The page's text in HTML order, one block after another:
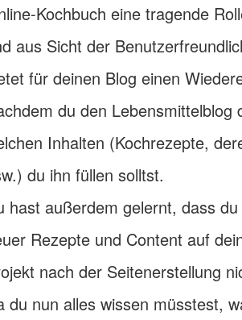
Kochbuch eine tragende
aus Sicht der
für deinen Blog einen
du den
Inhalten (Kochrezepte,
du ihn füllen solltst.
hast außerdem gelernt, dass
Rezepte und Content auf
nach der Seitenerstellung
du nun alles wissen müsstest,